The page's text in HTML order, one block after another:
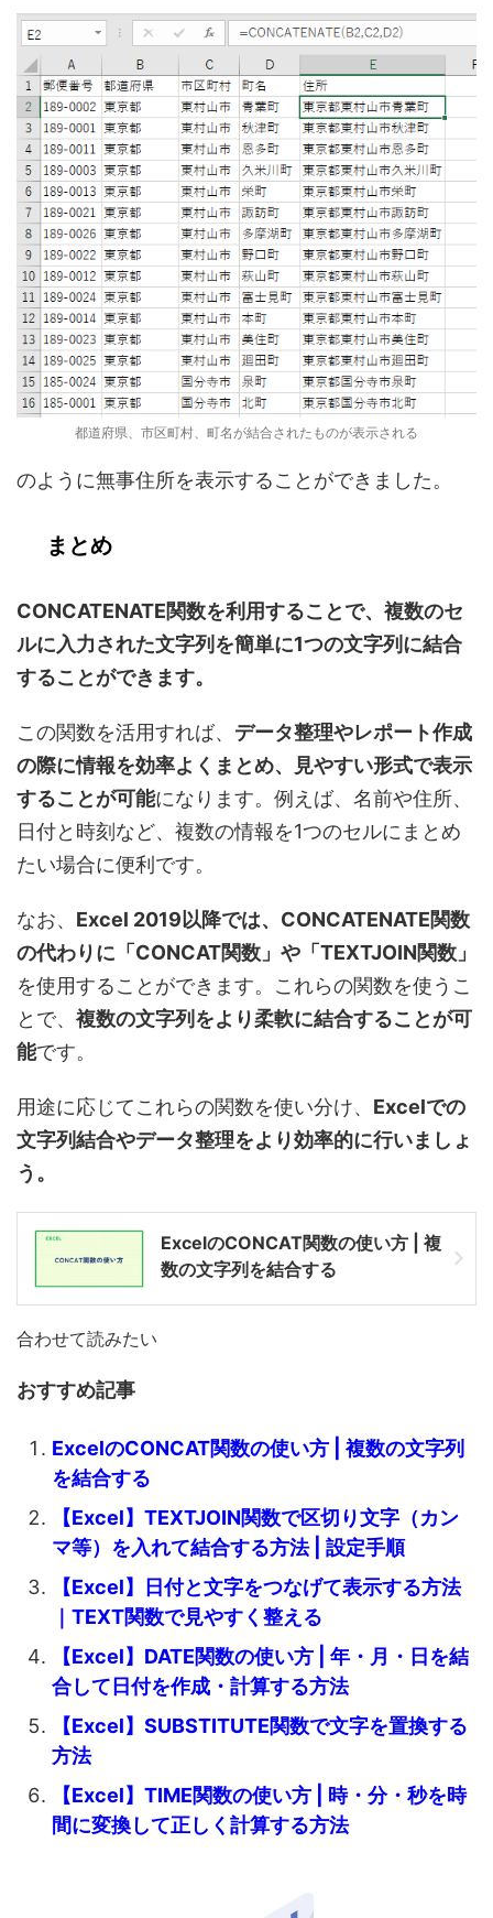
都道府県、市区町村、町名が結合されたものが表示される
のように無事住所を表示することができました。
まとめ
CONCATENATE関数を利用することで、複数のセ
ルに入力された文字列を簡単に1つの文字列に結合
することができます。
この関数を活用すれば、 データ整理やレポート作成
の際に情報を効率よくまとめ、見やすい形式で表示
することが可能になります。例えば、名前や住所、
日付と時刻など、複数の情報を1つのセルにまとめ
たい場合に便利です。
なお、 Excel 2019以降では、CONCATENATE関数
の代わりに「CONCAT関数」や「TEXTJOIN関数」
を使用することができます。これらの関数を使うこ
とで、 複数の文字列をより柔軟に結合することが可
能です。
用途に応じてこれらの関数を使い分け、 Excelでの
文字列結合やデータ整理をより効率的に行いましょ
う。
ExcelのCONCAT関数の使い方 | 複
数の文字列を結合する
合わせて読みたい
おすすめ記事
ExcelのCONCAT関数の使い方 | 複数の文字列
を結合する
【Excel】TEXTJOIN関数で区切り文字（カン
マ等）を入れて結合する方法 | 設定手順
【Excel】日付と文字をつなげて表示する方法
｜TEXT関数で見やすく整える
【Excel】DATE関数の使い方 | 年・月・日を結
合して日付を作成・計算する方法
【Excel】SUBSTITUTE関数で文字を置換する
方法
【Excel】TIME関数の使い方 | 時・分・秒を時
間に変換して正しく計算する方法